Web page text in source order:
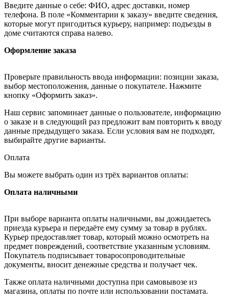
Введите данные о себе: ФИО, адрес доставки, номер
телефона. В поле «Комментарии к заказу» введите сведения,
которые могут пригодиться курьеру, например: подъезды в
доме считаются справа налево.
Оформление заказа
Проверьте правильность ввода информации: позиции заказа,
выбор местоположения, данные о покупателе. Нажмите
кнопку «Оформить заказ».
Наш сервис запоминает данные о пользователе, информацию
о заказе и в следующий раз предложит вам повторить к вводу
данные предыдущего заказа. Если условия вам не подходят,
выбирайте другие варианты.
Оплата
Вы можете выбрать один из трёх вариантов оплаты:
Оплата наличными
При выборе варианта оплаты наличными, вы дожидаетесь
приезда курьера и передаёте ему сумму за товар в рублях.
Курьер предоставляет товар, который можно осмотреть на
предмет повреждений, соответствие указанным условиям.
Покупатель подписывает товаросопроводительные
документы, вносит денежные средства и получает чек.
Также оплата наличными доступна при самовывозе из
магазина, оплаты по почте или использовании постамата.